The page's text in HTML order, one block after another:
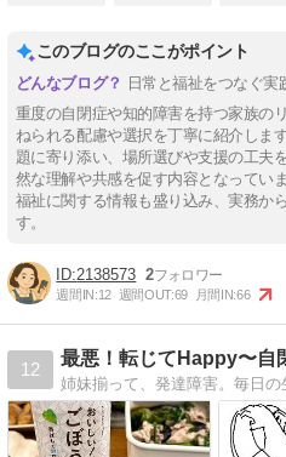
このブログのここがポイント
日常と福祉をつなぐ実
重度の自閉症や知的障害を持つ家族の
ねられる配慮や選択を丁寧に紹介しま
題に寄り添い、場所選びや支援の工夫
然な理解や共感を促す内容となってい
福祉に関する情報も盛り込み、実務か
す。
2138573 2
週間IN:12 週間OUT:69 月間IN:66
12